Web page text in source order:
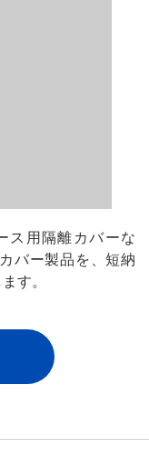
ス用隔離カバーな
バー製品を、短納
す。